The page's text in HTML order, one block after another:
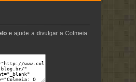
e ajude a divulgar a Colmeia